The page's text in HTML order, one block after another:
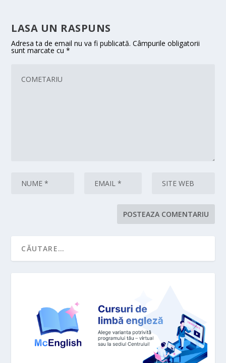
LASA UN RASPUNS
Adresa ta de email nu va fi publicată. Câmpurile obligatorii
sunt marcate cu*